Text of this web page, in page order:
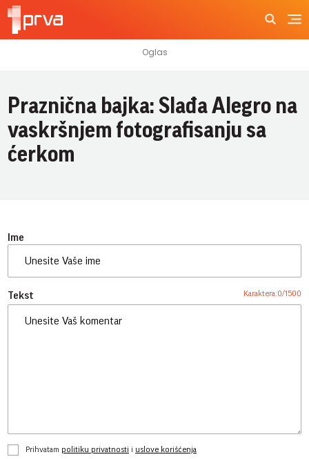
Praznična bajka: Slađa Alegro na
vaskršnjem fotografisanju sa
ćerkom
Ime
Tekst Karaktera:0/1500
Prihvatam politiku privatnosti i uslove korišćenja